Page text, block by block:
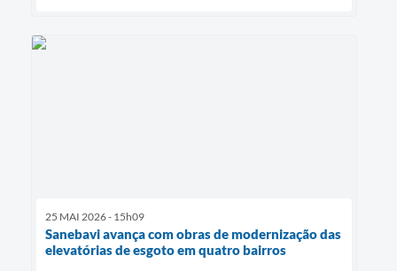
25 MAI 2026 - 15h09
Sanebavi avança com obras de modernização das
elevatórias de esgoto em quatro bairros